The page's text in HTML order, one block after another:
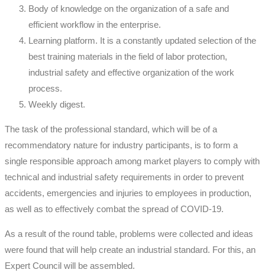
Body of knowledge on the organization of a safe and
efficient workflow in the enterprise.
Learning platform. It is a constantly updated selection of the
best training materials in the field of labor protection,
industrial safety and effective organization of the work
process.
Weekly digest.
The task of the professional standard, which will be of a
recommendatory nature for industry participants, is to form a
single responsible approach among market players to comply with
technical and industrial safety requirements in order to prevent
accidents, emergencies and injuries to employees in production,
as well as to effectively combat the spread of COVID-19.
As a result of the round table, problems were collected and ideas
were found that will help create an industrial standard. For this, an
Expert Council will be assembled.